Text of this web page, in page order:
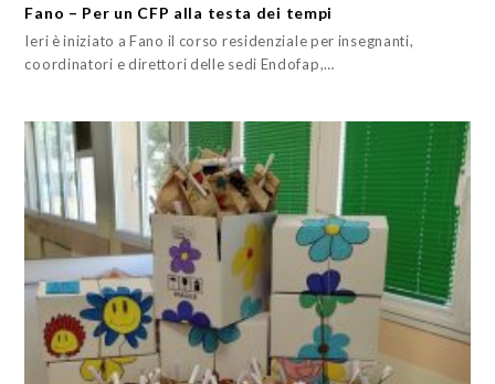
Fano – Per un CFP alla testa dei tempi
Ieri è iniziato a Fano il corso residenziale per insegnanti,
coordinatori e direttori delle sedi Endofap,…